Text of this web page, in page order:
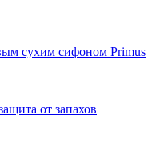
сухим сифоном Primus
от запахов